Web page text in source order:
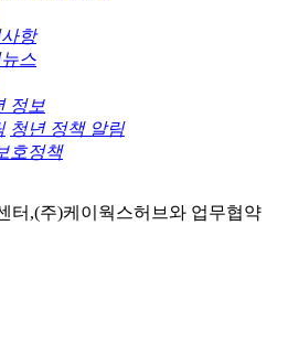
항
스
정보
청년 정책 알림
호정책
터,(주)케이웍스허브와 업무협약